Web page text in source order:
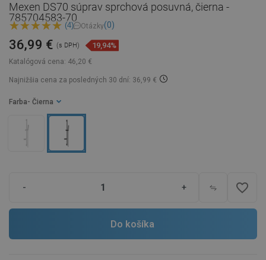
Mexen DS70 súprav sprchová posuvná, čierna -
785704583-70
(4) Otázky(0)
Katalógová cena: 46,20 €
36,99 € (s DPH) 19,94%
Najnižšia cena za posledných 30 dní: 36,99 €
Farba - Čierna
- + favorite_border
Do košíka